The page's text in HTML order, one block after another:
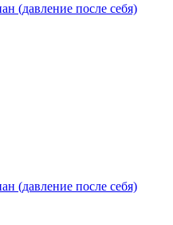
(давление после себя)
(давление после себя)